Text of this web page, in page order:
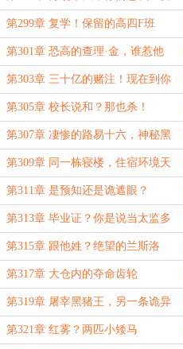
成熟了？
第299章 复学！保留的高四F班
第301章 恐高的查理·金，谁惹他
了？
第303章 三十亿的赌注！现在到你
验资了
第305章 校长说和？那也杀！
第307章 凄惨的路易十六，神秘黑
袍！
第309章 同一栋寝楼，住宿环境天
差地别？
第311章 是预知还是诡遮眼？
第313章 毕业证？你是说当太监多
拿200诡币吗？
第315章 跟他姓？绝望的兰斯洛
特！
第317章 大仓内的夺命齿轮
第319章 屠宰黑猪王，另一条诡异
进阶的路线！
第321章 红雾？两匹小矮马